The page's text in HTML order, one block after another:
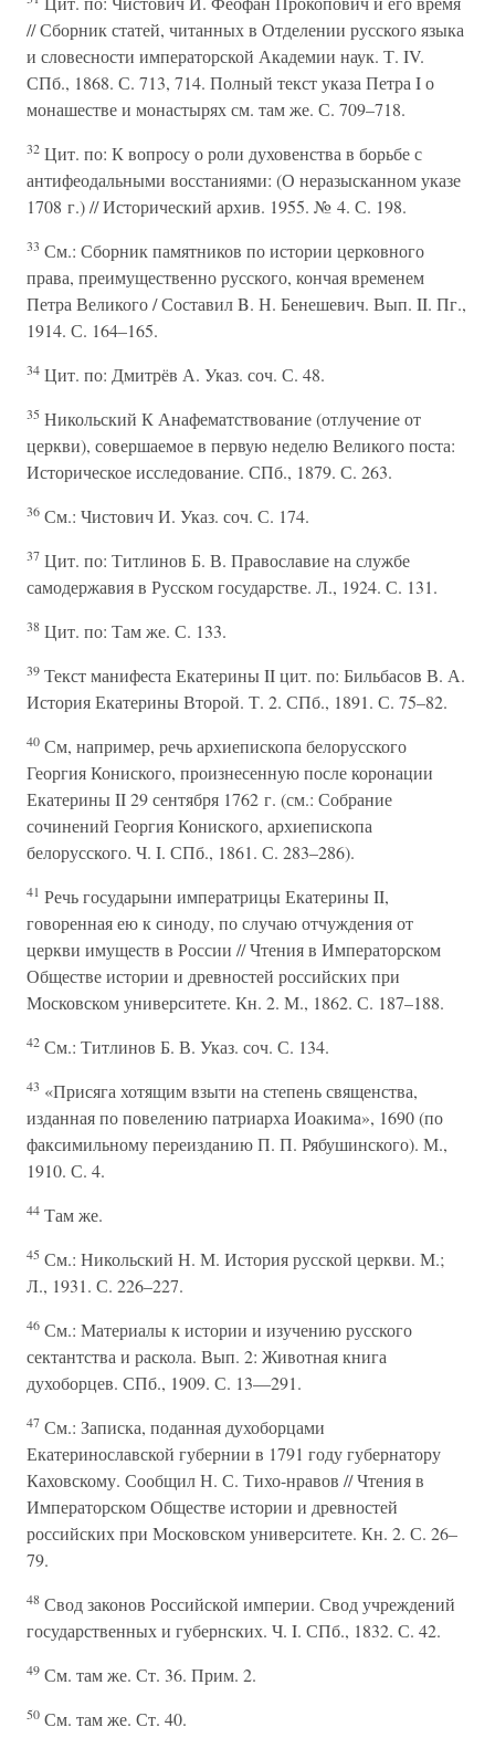
// Сборник статей, читанных в Отделении русского языка
и словесности императорской Академии наук. Т. IV.
СПб., 1868. С. 713, 714. Полный текст указа Петра I о
монашестве и монастырях см. там же. С. 709–718.
32 Цит. по: К вопросу о роли духовенства в борьбе с
антифеодальными восстаниями: (О неразысканном указе
1708 г.) // Исторический архив. 1955. № 4. С. 198.
33 См.: Сборник памятников по истории церковного
права, преимущественно русского, кончая временем
Петра Великого / Составил B. Н. Бенешевич. Вып. II. Пг.,
1914. С. 164–165.
34 Цит. по: Дмитрёв А. Указ. соч. С. 48.
35 Никольский К Анафематствование (отлучение от
церкви), совершаемое в первую неделю Великого поста:
Историческое исследование. СПб., 1879. С. 263.
36 См.: Чистович И. Указ. соч. С. 174.
37 Цит. по: Титлинов Б. В. Православие на службе
самодержавия в Русском государстве. Л., 1924. С. 131.
38 Цит. по: Там же. С. 133.
39 Текст манифеста Екатерины II цит. по: Бильбасов В. А.
История Екатерины Второй. Т. 2. СПб., 1891. С. 75–82.
40 См, например, речь архиепископа белорусского
Георгия Кониского, произнесенную после коронации
Екатерины II 29 сентября 1762 г. (см.: Собрание
сочинений Георгия Кониского, архиепископа
белорусского. Ч. I. СПб., 1861. С. 283–286).
41 Речь государыни императрицы Екатерины II,
говоренная ею к синоду, по случаю отчуждения от
церкви имуществ в России // Чтения в Императорском
Обществе истории и древностей российских при
Московском университете. Кн. 2. М., 1862. С. 187–188.
42 См.: Титлинов Б. В. Указ. соч. С. 134.
43 «Присяга хотящим взыти на степень священства,
изданная по повелению патриарха Иоакима», 1690 (по
факсимильному переизданию П. П. Рябушинского). М.,
1910. С. 4.
44 Там же.
45 См.: Никольский Н. М. История русской церкви. М.;
Л., 1931. С. 226–227.
46 См.: Материалы к истории и изучению русского
сектантства и раскола. Вып. 2: Животная книга
духоборцев. СПб., 1909. С. 13—291.
47 См.: Записка, поданная духоборцами
Екатеринославской губернии в 1791 году губернатору
Каховскому. Сообщил Н. С. Тихо-нравов // Чтения в
Императорском Обществе истории и древностей
российских при Московском университете. Кн. 2. С. 26–
79.
48 Свод законов Российской империи. Свод учреждений
государственных и губернских. Ч. I. СПб., 1832. С. 42.
49 См. там же. Ст. 36. Прим. 2.
50 См. там же. Ст. 40.